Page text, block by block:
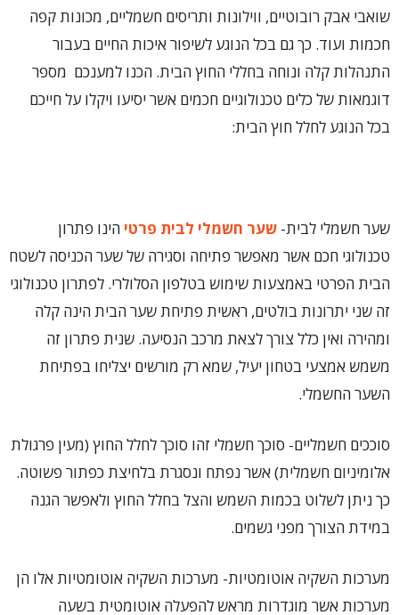
שואבי אבק רובוטיים, ווילונות ותריסים חשמליים, מכונות קפה
חכמות ועוד. כך גם בכל הנוגע לשיפור איכות החיים בעבור
התנהלות קלה ונוחה בחללי החוץ הבית. הכנו למענכם מספר
דוגמאות של כלים טכנולוגיים חכמים אשר יסיעו ויקלו על חייכם
בכל הנוגע לחלל חוץ הבית:
שער חשמלי לבית- שער חשמלי לבית פרטי הינו פתרון
טכנולוגי חכם אשר מאפשר פתיחה וסגירה של שער הכניסה לשטח
הבית הפרטי באמצעות שימוש בטלפון הסלולרי. לפתרון טכנולוגי
זה שני יתרונות בולטים, ראשית פתיחת שער הבית הינה קלה
ומהירה ואין כלל צורך לצאת מרכב הנסיעה. שנית פתרון זה
משמש אמצעי בטחון יעיל, שמא רק מורשים יצליחו בפתיחת
השער החשמלי.
סוככים חשמליים- סוכך חשמלי זהו סוכך לחלל החוץ (מעין פרגולת
אלומיניום חשמלית) אשר נפתח ונסגרת בלחיצת כפתור פשוטה.
כך ניתן לשלוט בכמות השמש והצל בחלל החוץ ולאפשר הגנה
במידת הצורך מפני גשמים.
מערכות השקיה אוטומטיות- מערכות השקיה אוטומטיות אלו הן
מערכות אשר מוגדרות מראש להפעלה אוטומטית בשעה